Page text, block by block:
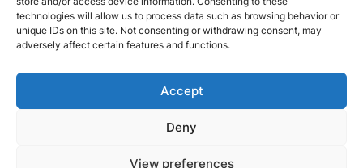
technologies will allow us to process data such as browsing behavior or
unique IDs on this site. Not consenting or withdrawing consent, may
adversely affect certain features and functions.
Accept
Deny
View preferences
आईपीएल भविष्यवाणियाँ
टी20 लीग भविष्यवाणियाँ
महिला क्रिकेट
नवीनतम क्रिकेट भविष्यवाणियाँ
भविष्यवाणी विश्लेषण
समाचार
आईपीएल समाचार
English